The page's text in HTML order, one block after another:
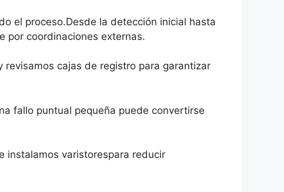
el proceso.Desde la detección inicial hasta
por coordinaciones externas.
revisamos cajas de registro para garantizar
fallo puntual pequeña puede convertirse
instalamos varistorespara reducir